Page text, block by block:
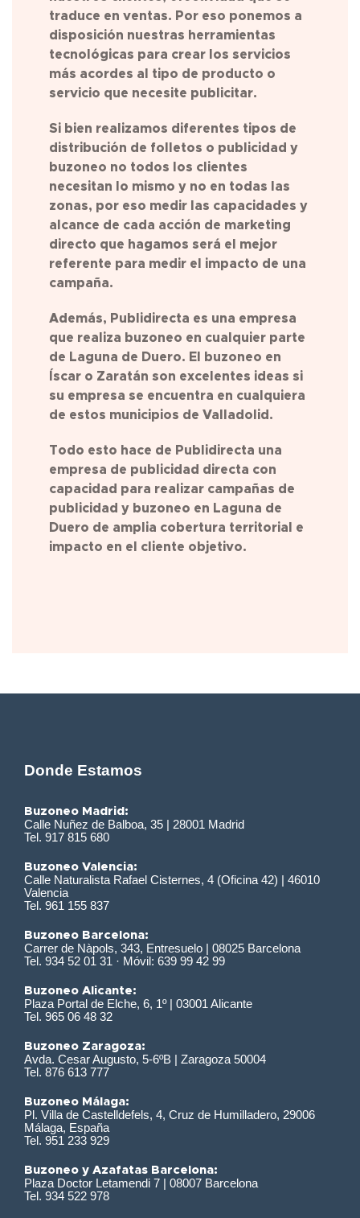
traduce en ventas. Por eso ponemos a
disposición nuestras herramientas
tecnológicas para crear los servicios
más acordes al tipo de producto o
servicio que necesite publicitar.
Si bien realizamos diferentes tipos de
distribución de folletos o publicidad y
buzoneo no todos los clientes
necesitan lo mismo y no en todas las
zonas, por eso medir las capacidades y
alcance de cada acción de marketing
directo que hagamos será el mejor
referente para medir el impacto de una
campaña.
Además, Publidirecta es una empresa
que realiza buzoneo en cualquier parte
de Laguna de Duero. El buzoneo en
Íscar o Zaratán son excelentes ideas si
su empresa se encuentra en cualquiera
de estos municipios de Valladolid.
Todo esto hace de Publidirecta una
empresa de publicidad directa con
capacidad para realizar campañas de
publicidad y buzoneo en Laguna de
Duero de amplia cobertura territorial e
impacto en el cliente objetivo.
Donde Estamos
Buzoneo Madrid:
Calle Nuñez de Balboa, 35 | 28001 Madrid
Tel. 917 815 680
Buzoneo Valencia:
Calle Naturalista Rafael Cisternes, 4 (Oficina 42) | 46010
Valencia
Tel. 961 155 837
Buzoneo Barcelona:
Carrer de Nàpols, 343, Entresuelo | 08025 Barcelona
Tel. 934 52 01 31 · Móvil: 639 99 42 99
Buzoneo Alicante:
Plaza Portal de Elche, 6, 1º | 03001 Alicante
Tel. 965 06 48 32
Buzoneo Zaragoza:
Avda. Cesar Augusto, 5-6ºB | Zaragoza 50004
Tel. 876 613 777
Buzoneo Málaga:
Pl. Villa de Castelldefels, 4, Cruz de Humilladero, 29006
Málaga, España
Tel. 951 233 929
Buzoneo y Azafatas Barcelona:
Plaza Doctor Letamendi 7 | 08007 Barcelona
Tel. 934 522 978